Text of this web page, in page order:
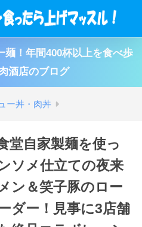
麺！年間400杯以上を食べ歩
酒店のブログ
ー丼・肉丼
堂自家製麺を使っ
ソメ仕立ての夜来
ン＆笑子豚のロー
ダー！見事に3店舗